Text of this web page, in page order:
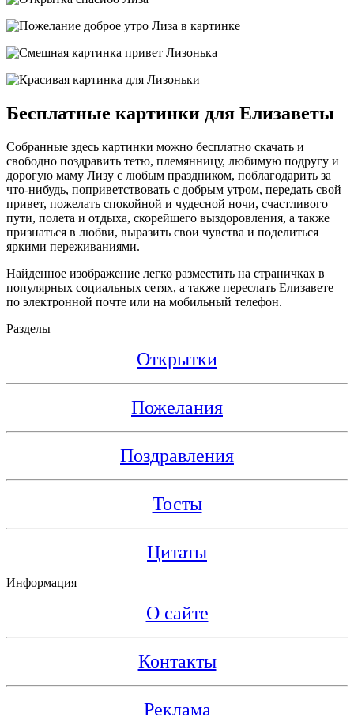
Бесплатные картинки для Елизаветы
Собранные здесь картинки можно бесплатно скачать и
свободно поздравить тетю, племянницу, любимую подругу и
дорогую маму Лизу с любым праздником, поблагодарить за
что-нибудь, поприветствовать с добрым утром, передать свой
привет, пожелать спокойной и чудесной ночи, счастливого
пути, полета и отдыха, скорейшего выздоровления, а также
признаться в любви, выразить свои чувства и поделиться
яркими переживаниями.
Найденное изображение легко разместить на страничках в
популярных социальных сетях, а также переслать Елизавете
по электронной почте или на мобильный телефон.
Разделы
Открытки
Пожелания
Поздравления
Тосты
Цитаты
Информация
О сайте
Контакты
Реклама